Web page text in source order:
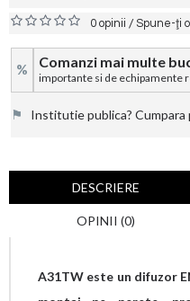
0 opinii /Spune-ţi
% Comanzi mai multe
importante si de echipamente
⚑ Institutie publica? Cumpara
DESCRIERE
OPINII (0)
A31TW este un difuzor